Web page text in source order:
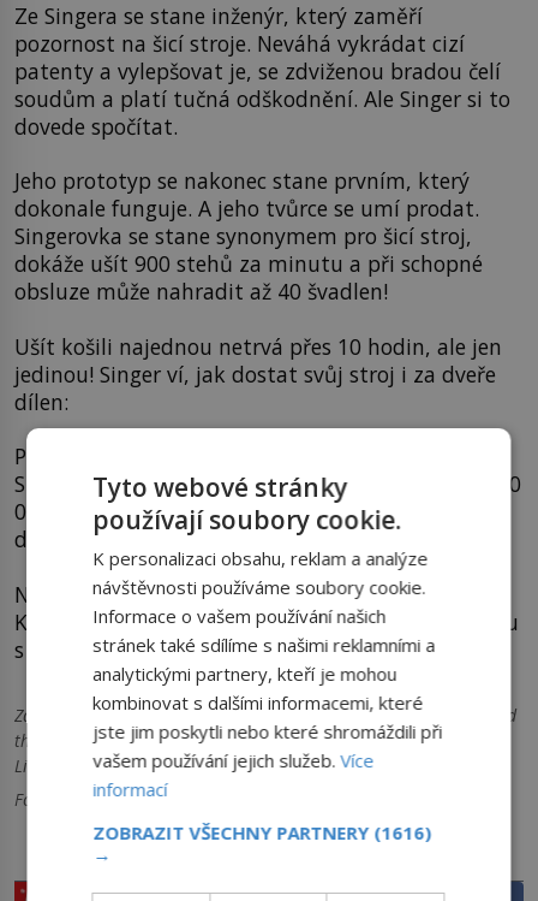
Ze Singera se stane inženýr, který zaměří
pozornost na šicí stroje. Neváhá vykrádat cizí
patenty a vylepšovat je, se zdviženou bradou čelí
soudům a platí tučná odškodnění. Ale Singer si to
dovede spočítat.
Jeho prototyp se nakonec stane prvním, který
dokonale funguje. A jeho tvůrce se umí prodat.
Singerovka se stane synonymem pro šicí stroj,
dokáže ušít 900 stehů za minutu a při schopné
obsluze může nahradit až 40 švadlen!
Ušít košili najednou netrvá přes 10 hodin, ale jen
jedinou! Singer ví, jak dostat svůj stroj i za dveře
dílen:
Prodává se stejně jako dnes auta – na leasing! Až
Singer v roce 1875 zemře, jeho jmění čítající 13 000
000 dolarů podědí dle závěti zejména 20 žijících
dětí. Nerovnoměrně.
Například jeden ze synků, který se za svou matku
Katherinu Marii postaví roku 1960 během rozvodu
s otcem, dostane jen 500 dolarů…
Zdroje informací:Brandon, Ruth. A Capitalist Romance: Singer and
the Sewing Machine (Lippincott, 1977), Smithsonian Institution
Libraries, wikipedia.org
Foto 1: Pixabay, 2 Isaac Singer / CC0 1.0, 3 CC volné dílo
PRÁVĚ V PRODEJI
Tyto webové stránky
používají soubory cookie.
K personalizaci obsahu, reklam a analýze
návštěvnosti používáme soubory cookie.
Informace o vašem používání našich
stránek také sdílíme s našimi reklamními a
analytickými partnery, kteří je mohou
kombinovat s dalšími informacemi, které
jste jim poskytli nebo které shromáždili při
vašem používání jejich služeb.Více
informací
ZOBRAZIT VŠECHNY PARTNERY (1616)
→